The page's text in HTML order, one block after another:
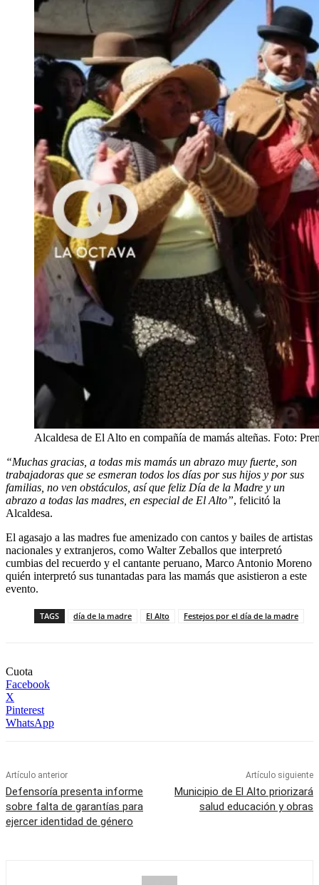
Alcaldesa de El Alto en compañía de mamás alteñas. Foto:
“Muchas gracias, a todas mis mamás un abrazo muy fuerte, son
trabajadoras que se esmeran todos los días por sus hijos y por sus
familias, no ven obstáculos, así que feliz Día de la Madre y un
abrazo a todas las madres, en especial de El Alto”, felicitó la
Alcaldesa.
El agasajo a las madres fue amenizado con cantos y bailes de artistas
nacionales y extranjeros, como Walter Zeballos que interpretó
cumbias del recuerdo y el cantante peruano, Marco Antonio Moreno
quién interpretó sus tunantadas para las mamás que asistieron a este
evento.
TAGS día de la madre El Alto Festejos por el día de la madre
Cuota
Facebook
X
Pinterest
WhatsApp
Artículo anterior
Defensoría presenta informe
sobre falta de garantías para
ejercer identidad de género
Artículo siguiente
Municipio de El Alto priorizará
salud educación y obras